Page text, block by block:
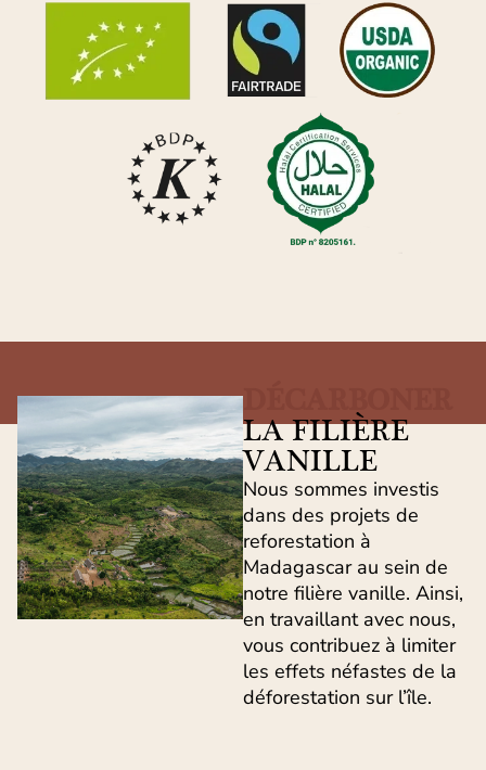
LA FILIÈRE
VANILLE
Nous sommes investis
dans des projets de
reforestation à
Madagascar au sein de
notre filière vanille. Ainsi,
en travaillant avec nous,
vous contribuez à limiter
les effets néfastes de la
déforestation sur l’île.